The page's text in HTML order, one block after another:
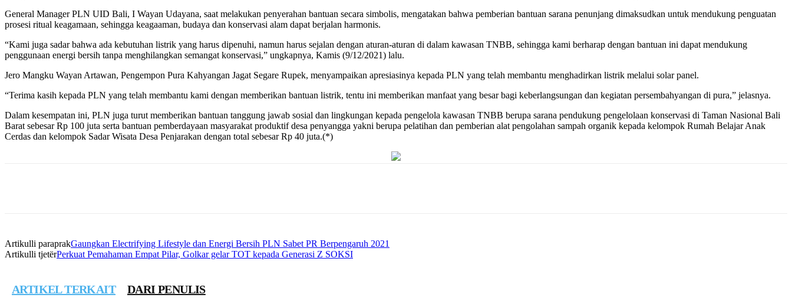
General Manager PLN UID Bali, I Wayan Udayana, saat melakukan penyerahan bantuan secara simbolis, mengatakan bahwa pemberian bantuan sarana penunjang dimaksudkan untuk mendukung penguatan
prosesi ritual keagamaan, sehingga keagaaman, budaya dan konservasi alam dapat berjalan harmonis.
“Kami juga sadar bahwa ada kebutuhan listrik yang harus dipenuhi, namun harus sejalan dengan aturan-aturan di dalam kawasan TNBB, sehingga kami berharap dengan bantuan ini dapat mendukung
penggunaan energi bersih tanpa menghilangkan semangat konservasi,” ungkapnya, Kamis (9/12/2021) lalu.
Jero Mangku Wayan Artawan, Pengempon Pura Kahyangan Jagat Segare Rupek, menyampaikan apresiasinya kepada PLN yang telah membantu menghadirkan listrik melalui solar panel.
“Terima kasih kepada PLN yang telah membantu kami dengan memberikan bantuan listrik, tentu ini memberikan manfaat yang besar bagi keberlangsungan dan kegiatan persembahyangan di pura,” jelasnya.
Dalam kesempatan ini, PLN juga turut memberikan bantuan tanggung jawab sosial dan lingkungan kepada pengelola kawasan TNBB berupa sarana pendukung pengelolaan konservasi di Taman Nasional Bali
Barat sebesar Rp 100 juta serta bantuan pemberdayaan masyarakat produktif desa penyangga yakni berupa pelatihan dan pemberian alat pengolahan sampah organik kepada kelompok Rumah Belajar Anak
Cerdas dan kelompok Sadar Wisata Desa Penjarakan dengan total sebesar Rp 40 juta.(*)
Artikulli paraprakGaungkan Electrifying Lifestyle dan Energi Bersih PLN Sabet PR Berpengaruh 2021
Artikulli tjetërPerkuat Pemahaman Empat Pilar, Golkar gelar TOT kepada Generasi Z SOKSI
ARTIKEL TERKAIT DARI PENULIS